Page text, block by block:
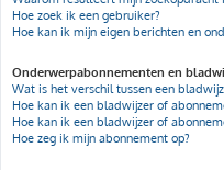
Hoe zoek ik een gebruiker?
Hoe kan ik mijn eigen berichten en
Onderwerpabonnementen en
Wat is het verschil tussen een
Hoe kan ik een bladwijzer of
Hoe kan ik een bladwijzer of
Hoe zeg ik mijn abonnement op?